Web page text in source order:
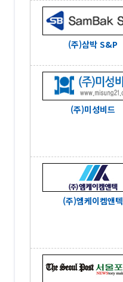
(주)삼박 S&P
(주)미성비드
(주)엠케이켐앤텍